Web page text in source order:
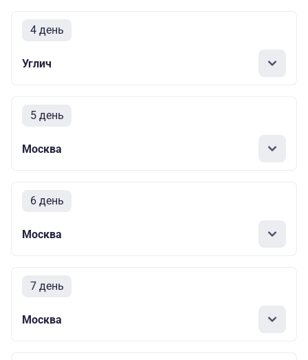
4 день
Углич
5 день
Москва
6 день
Москва
7 день
Москва